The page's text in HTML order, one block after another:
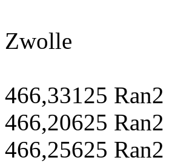
Zwolle
466,33125 Ran2
466,20625 Ran2
466,25625 Ran2